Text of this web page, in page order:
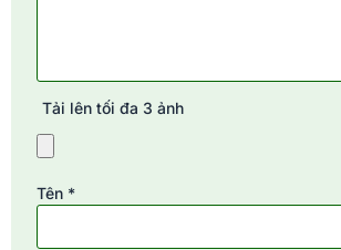
Tải lên tối đa 3 ảnh
Tên *